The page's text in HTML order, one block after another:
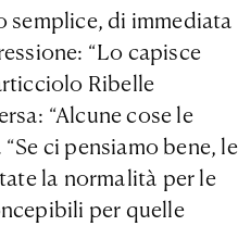
semplice, di immediata
“Lo capisce
Ribelle
“Alcune cose le
ci pensiamo bene, le
la normalità per le
per quelle